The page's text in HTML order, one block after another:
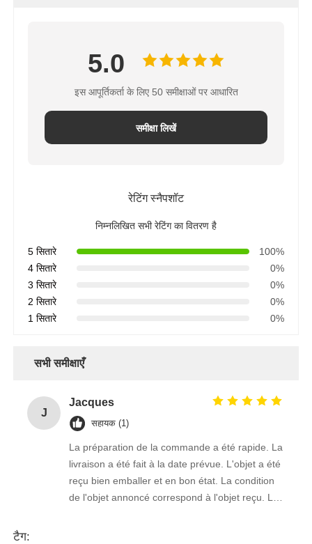
5.0
इस आपूर्तिकर्ता के लिए 50 समीक्षाओं पर आधारित
समीक्षा लिखें
रेटिंग स्नैपशॉट
निम्नलिखित सभी रेटिंग का वितरण है
5 सितारे
100%
4 सितारे
0%
3 सितारे
0%
2 सितारे
0%
1 सितारे
0%
सभी समीक्षाएँ
J
Jacques
सहायक (1)
La préparation de la commande a été rapide. La
livraison a été fait à la date prévue. L'objet a été
reçu bien emballer et en bon état. La condition
de l'objet annoncé correspond à l'objet reçu. Le
टैग: